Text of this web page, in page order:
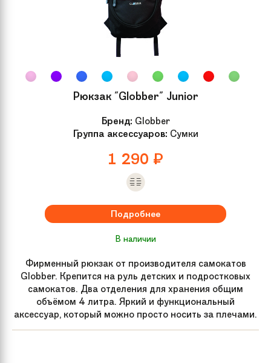
Ножной
ABEC-9
Жесткость колес 88А
Для подростков, Для взрослых
110 мм
Полиуретан (PU)
Материал доски Алюминий
Длина доски 11 см
Ширина доски 49 см
Материал
Алюминий, Сталь
Рюкзак "Globber" Junior
Бренд: Globber
Группа аксессуаров: Сумки
1 290 ₽
Подробнее
В наличии
Фирменный рюкзак от производителя самокатов
Globber. Крепится на руль детских и подростковых
самокатов. Два отделения для хранения общим
объёмом 4 литра. Яркий и функциональный
аксессуар, который можно просто носить за плечами.